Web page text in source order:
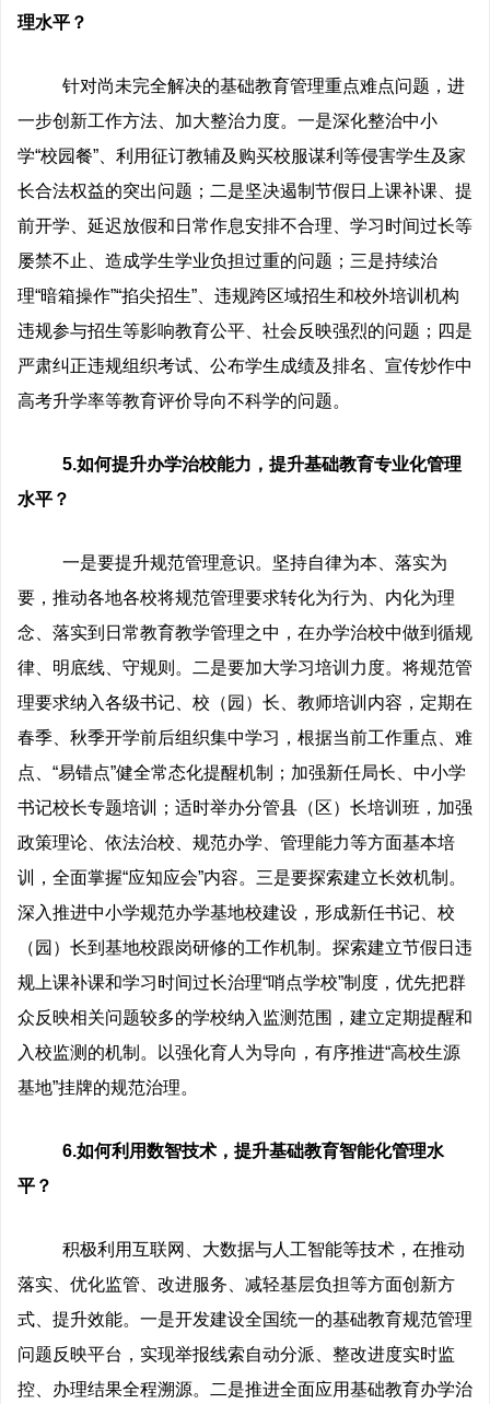
理水平？
针对尚未完全解决的基础教育管理重点难点问题，进
一步创新工作方法、加大整治力度。一是深化整治中小
学“校园餐”、利用征订教辅及购买校服谋利等侵害学生及家
长合法权益的突出问题；二是坚决遏制节假日上课补课、提
前开学、延迟放假和日常作息安排不合理、学习时间过长等
屡禁不止、造成学生学业负担过重的问题；三是持续治
理“暗箱操作”“掐尖招生”、违规跨区域招生和校外培训机构
违规参与招生等影响教育公平、社会反映强烈的问题；四是
严肃纠正违规组织考试、公布学生成绩及排名、宣传炒作中
高考升学率等教育评价导向不科学的问题。
5.如何提升办学治校能力，提升基础教育专业化管理
水平？
一是要提升规范管理意识。坚持自律为本、落实为
要，推动各地各校将规范管理要求转化为行为、内化为理
念、落实到日常教育教学管理之中，在办学治校中做到循规
律、明底线、守规则。二是要加大学习培训力度。将规范管
理要求纳入各级书记、校（园）长、教师培训内容，定期在
春季、秋季开学前后组织集中学习，根据当前工作重点、难
点、“易错点”健全常态化提醒机制；加强新任局长、中小学
书记校长专题培训；适时举办分管县（区）长培训班，加强
政策理论、依法治校、规范办学、管理能力等方面基本培
训，全面掌握“应知应会”内容。三是要探索建立长效机制。
深入推进中小学规范办学基地校建设，形成新任书记、校
（园）长到基地校跟岗研修的工作机制。探索建立节假日违
规上课补课和学习时间过长治理“哨点学校”制度，优先把群
众反映相关问题较多的学校纳入监测范围，建立定期提醒和
入校监测的机制。以强化育人为导向，有序推进“高校生源
基地”挂牌的规范治理。
6.如何利用数智技术，提升基础教育智能化管理水
平？
积极利用互联网、大数据与人工智能等技术，在推动
落实、优化监管、改进服务、减轻基层负担等方面创新方
式、提升效能。一是开发建设全国统一的基础教育规范管理
问题反映平台，实现举报线索自动分派、整改进度实时监
控、办理结果全程溯源。二是推进全面应用基础教育办学治